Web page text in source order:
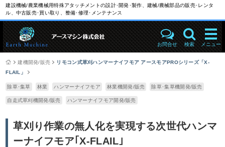
建設機械/農業機械用特殊アタッチメントの設計･開発･製作、建械/農械部品の販売･レンタ
ル、中古販売･買い取り、整備･修理･メンテナンス
お問合せ 検索 メニュー
建機開発/販売
リモコン式草刈ハンマーナイフモア アースモアPROシリーズ「X-
FLAIL」
除草･集草 林業 ハンマーナイフモア 林業機開発/販売 除草･集草機開発/販売
自走式草刈機開発/販売 ハンマーナイフモア開発/販売
草刈り作業の無人化を実現する次世代ハンマ
ーナイフモア｢X-FLAIL｣